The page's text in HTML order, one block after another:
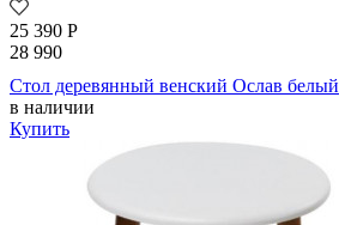
25 390 Р
28 990
Стол деревянный венский Ослав белый
в наличии
Купить